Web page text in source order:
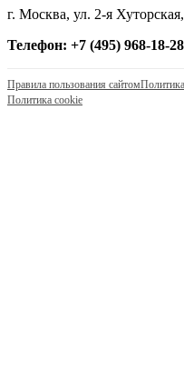
г. Москва, ул. 2-я
Телефон: +7 (495) 968-18-28
Правила пользования сайтом
Политика cookie